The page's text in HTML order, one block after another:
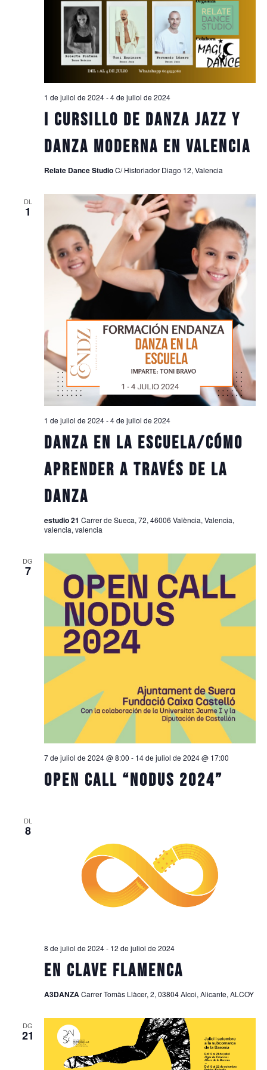
1 de juliol de 2024-4 de juliol de 2024
I Cursillo de Danza Jazz y
Danza Moderna en Valencia
Relate Dance StudioC/ Historiador Diago 12, Valencia
DL
1
1 de juliol de 2024-4 de juliol de 2024
DANZA EN LA ESCUELA/CÓMO
APRENDER A TRAVÉS DE LA
DANZA
estudio 21 Carrer de Sueca, 72, 46006 València, Valencia,
valencia, valencia
DG
7
7 de juliol de 2024 @ 8:00 - 14 de juliol de 2024 @ 17:00
Open Call “Nodus 2024”
DL
8
8 de juliol de 2024- 12 de juliol de 2024
EN CLAVE FLAMENCA
A3DANZACarrer Tomàs Llàcer, 2, 03804 Alcoi, Alicante, ALCOY
DG
21